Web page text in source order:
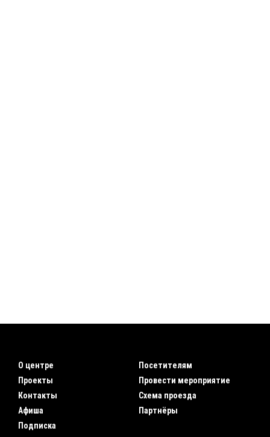
О центре
Проекты
Контакты
Афиша
Подписка
Посетителям
Провести мероприятие
Схема проезда
Партнёры